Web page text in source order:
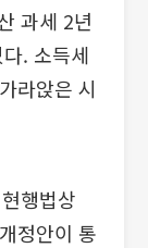
과세 2년
. 소득세
라앉은 시
행법상
정안이 통